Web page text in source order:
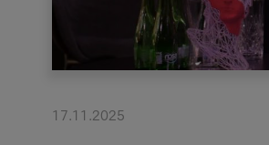
17.11.2025